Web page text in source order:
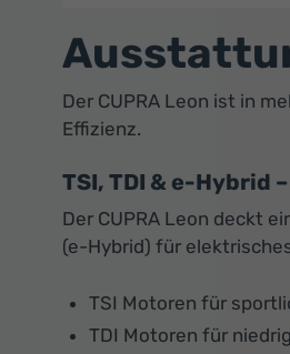
Der CUPRA Leon ist in
Effizienz.
TSI, TDI & e-Hybrid
Der CUPRA Leon deckt
(e-Hybrid) für
TSI Motoren für
TDI Motoren für